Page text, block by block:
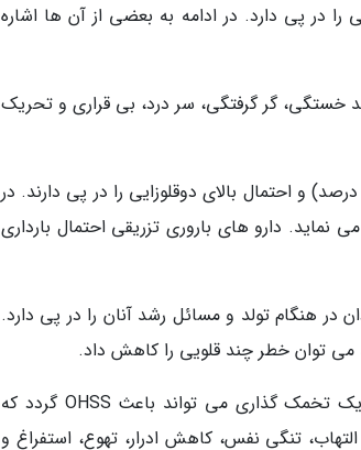
را در پی دارد. در ادامه به بعضی از آن ها اشاره
گر گرفتگی، سر درد، بی قراری و تحریک
بارداری چند قلویی. دارو های خوراکی احتمال پایین چند قلویی (کمتر از 10 درصد) و احتمال بالای دوقلوزایی را در پی دارند. در
احتمال تا 30 درصد افزایش پیدا می نماید. دارو های باروری تزریقی احتمال بارداری
در هنگام تولد و مسائل رشد آنان را در پی دارد.
می توان خطر چند قلویی را کاهش داد.
سندرم تخمدان تحریک پذیر (OHSS). تزریق دارو های باروری برای تحریک تخمک گذاری می تواند باعث OHSS گردد که
تنگی نفس، کاهش ادرار، تهوع، استفراغ و